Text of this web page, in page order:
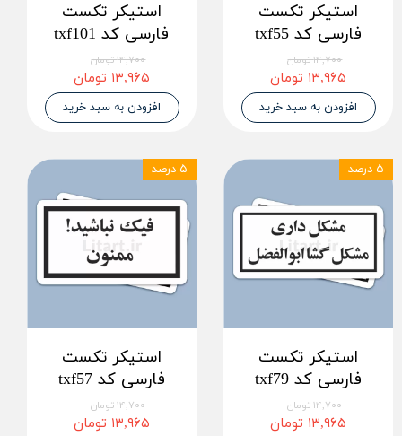
استیکر تکست
فارسی کد txf55
۱۴,۷۰۰ تومان
۱۳,۹۶۵ تومان
افزودن به سبد خرید
استیکر تکست
فارسی کد txf101
۱۴,۷۰۰ تومان
۱۳,۹۶۵ تومان
افزودن به سبد خرید
استیکر تکست
فارسی کد txf79
۱۴,۷۰۰ تومان
۱۳,۹۶۵ تومان
۵ درصد
استیکر تکست
فارسی کد txf57
۱۴,۷۰۰ تومان
۱۳,۹۶۵ تومان
۵ درصد